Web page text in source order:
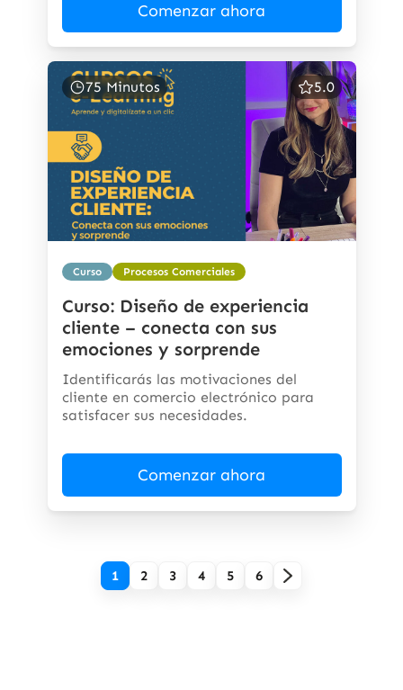
Comenzar ahora
75 Minutos 5.0
Curso Procesos Comerciales
Curso: Diseño de experiencia
cliente – conecta con sus
emociones y sorprende
Identificarás las motivaciones del
cliente en comercio electrónico para
satisfacer sus necesidades.
Comenzar ahora
1 2 3 4 5 6